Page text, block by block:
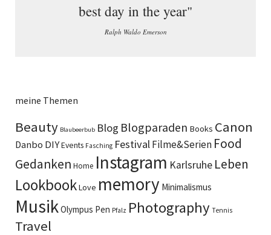
best day in the year"
Ralph Waldo Emerson
meine Themen
Beauty Blaubeerbub Blog Blogparaden Books Canon
Danbo DIYEvents Fasching FestivalFilme&Serien Food
Gedanken Home Instagram Karlsruhe Leben
LookbookLove memory Minimalismus
MusikOlympus Pen Pfalz Photography Tennis
Travel